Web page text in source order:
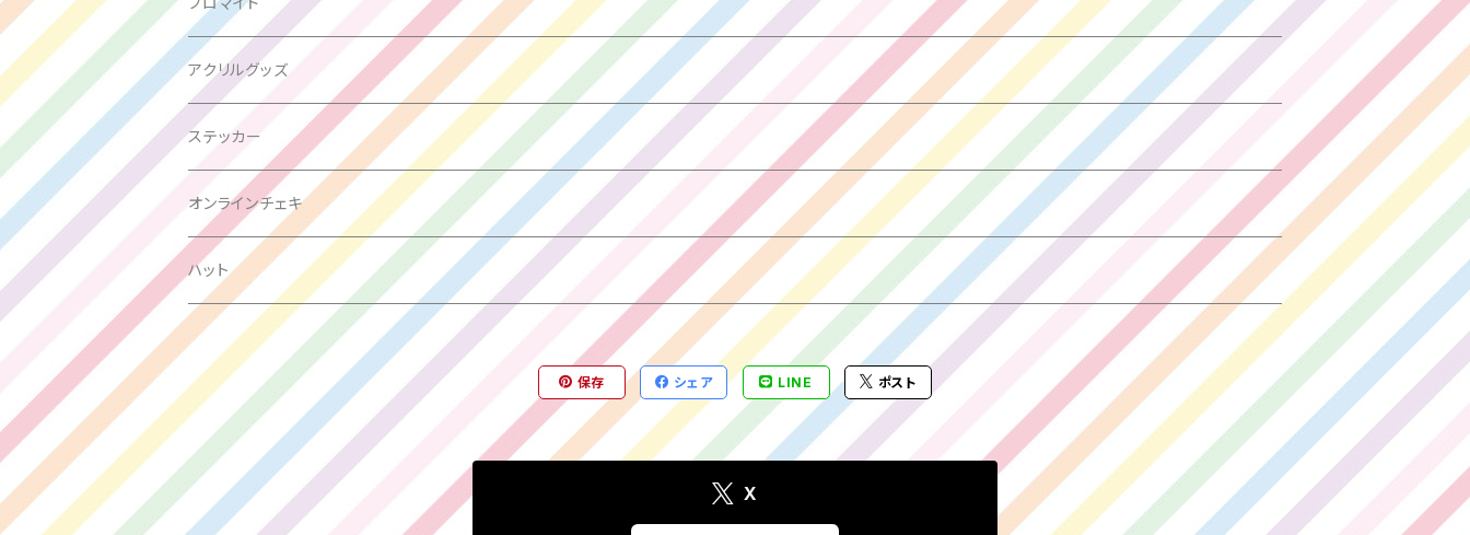
峰島こまき
西嶋菜々子
竹内月音
瀬戸みなみ
三好麗奈
百瀬ひより
アクリルグッズ
ステッカー
オンラインチェキ
ハット
保存 シェア LINE ポスト
X